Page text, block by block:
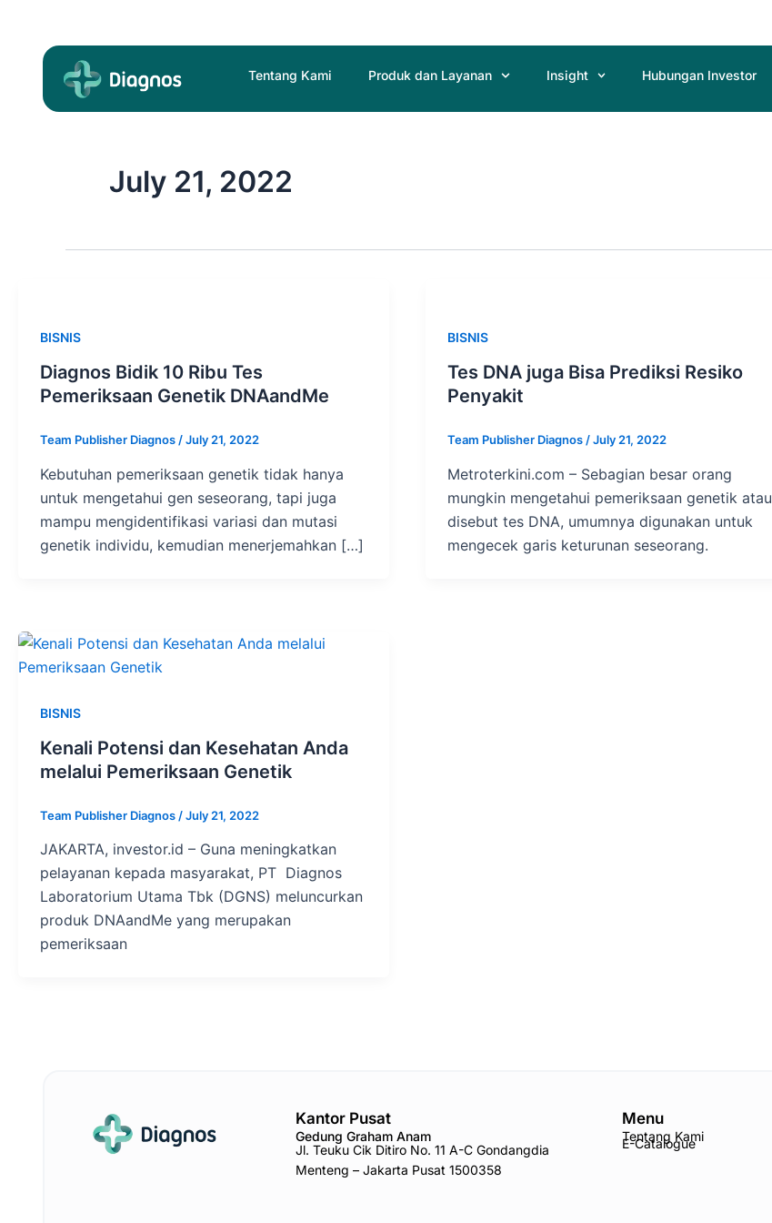
content
Tentang Kami Produk dan Layanan Insight Hubungan Investor
July 21, 2022
BISNIS
Diagnos Bidik 10 Ribu Tes
Pemeriksaan Genetik DNAandMe
Team Publisher Diagnos /July 21, 2022
Kebutuhan pemeriksaan genetik tidak hanya
untuk mengetahui gen seseorang, tapi juga
mampu mengidentifikasi variasi dan mutasi
genetik individu, kemudian menerjemahkan […]
BISNIS
Tes DNA juga Bisa Prediksi Resiko
Penyakit
Team Publisher Diagnos /July 21, 2022
Metroterkini.com – Sebagian besar orang
mungkin mengetahui pemeriksaan genetik atau
disebut tes DNA, umumnya digunakan untuk
mengecek garis keturunan seseorang.
BISNIS
Kenali Potensi dan Kesehatan Anda
melalui Pemeriksaan Genetik
Team Publisher Diagnos /July 21, 2022
JAKARTA, investor.id – Guna meningkatkan
pelayanan kepada masyarakat, PT Diagnos
Laboratorium Utama Tbk (DGNS) meluncurkan
produk DNAandMe yang merupakan
pemeriksaan
Kantor Pusat
Gedung Graham Anam
Jl. Teuku Cik Ditiro No. 11 A-C Gondangdia
Menteng – Jakarta Pusat 1500358
Menu
Tentang Kami
E-Catalogue